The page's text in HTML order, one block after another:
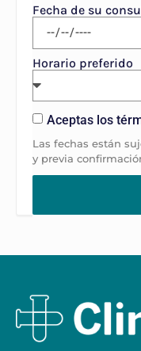
Fecha de su
Horario preferido
Aceptas los
Las fechas están
y previa